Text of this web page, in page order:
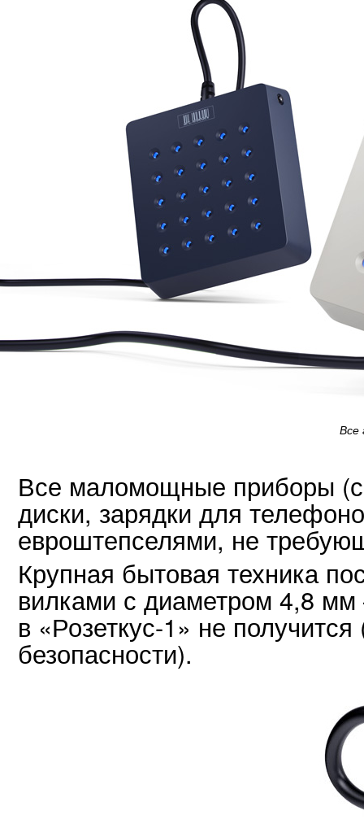
Все
Все маломощные приборы
диски, зарядки для
евроштепселями, не
Крупная бытовая техника
вилками с диаметром 4,8 мм
в «Розеткус-1» не
безопасности).